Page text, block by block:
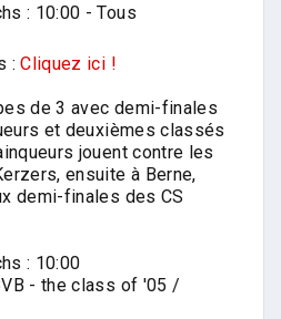
: 10:00 - Tous
:Cliquez ici !
de 3 avec demi-finales
et deuxièmes classés
jouent contre les
ensuite à Berne,
demi-finales des CS
: 10:00
- the class of '05 /